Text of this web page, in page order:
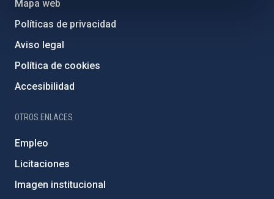
Mapa web
Políticas de privacidad
Aviso legal
Política de cookies
Accesibilidad
OTROS ENLACES
Empleo
Licitaciones
Imagen institucional